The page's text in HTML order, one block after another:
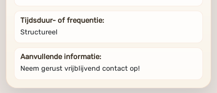
Tijdsduur- of frequentie:
Structureel
Aanvullende informatie:
Neem gerust vrijblijvend contact op!